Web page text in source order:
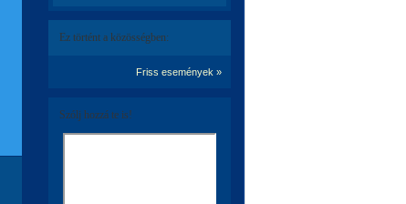
Ez történt a közösségben:
Friss események »
Szólj hozzá te is!